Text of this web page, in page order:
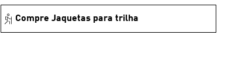
Compre Jaquetas para trilha